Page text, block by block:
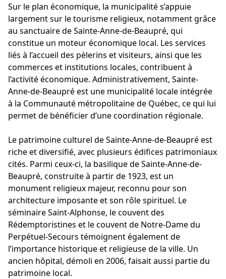
Sur le plan économique, la municipalité s’appuie
largement sur le tourisme religieux, notamment grâce
au sanctuaire de Sainte-Anne-de-Beaupré, qui
constitue un moteur économique local. Les services
liés à l’accueil des pèlerins et visiteurs, ainsi que les
commerces et institutions locales, contribuent à
l’activité économique. Administrativement, Sainte-
Anne-de-Beaupré est une municipalité locale intégrée
à la Communauté métropolitaine de Québec, ce qui lui
permet de bénéficier d’une coordination régionale.
Le patrimoine culturel de Sainte-Anne-de-Beaupré est
riche et diversifié, avec plusieurs édifices patrimoniaux
cités. Parmi ceux-ci, la basilique de Sainte-Anne-de-
Beaupré, construite à partir de 1923, est un
monument religieux majeur, reconnu pour son
architecture imposante et son rôle spirituel. Le
séminaire Saint-Alphonse, le couvent des
Rédemptoristines et le couvent de Notre-Dame du
Perpétuel-Secours témoignent également de
l’importance historique et religieuse de la ville. Un
ancien hôpital, démoli en 2006, faisait aussi partie du
patrimoine local.